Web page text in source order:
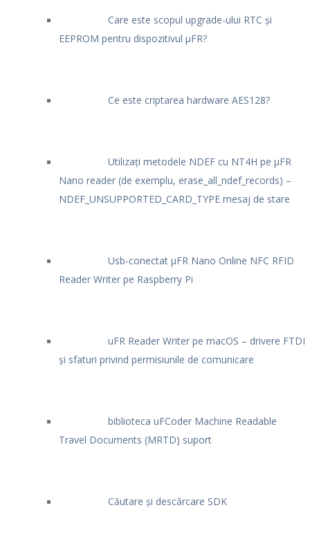
Care este scopul upgrade-ului RTC și
EEPROM pentru dispozitivul μFR?
Ce este criptarea hardware AES128?
Utilizați metodele NDEF cu NT4H pe μFR
Nano reader (de exemplu, erase_all_ndef_records) –
NDEF_UNSUPPORTED_CARD_TYPE mesaj de stare
Usb-conectat μFR Nano Online NFC RFID
Reader Writer pe Raspberry Pi
uFR Reader Writer pe macOS – drivere FTDI
și sfaturi privind permisiunile de comunicare
biblioteca uFCoder Machine Readable
Travel Documents (MRTD) suport
Căutare și descărcare SDK